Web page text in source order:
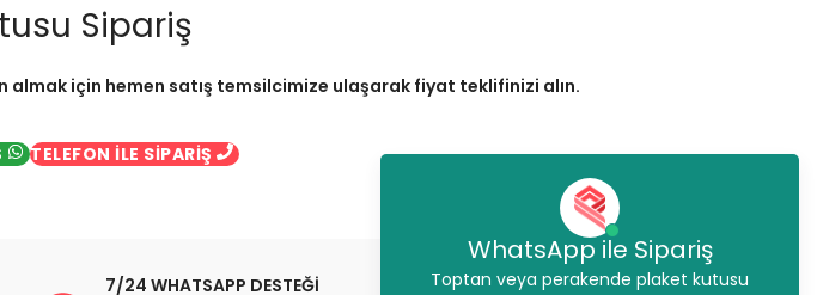
Sipariş
için hemen satış temsilcimize ulaşarak fiyat teklifinizi alın.
TELEFON İLE SİPARİŞ
7/24 WHATSAPP DESTEĞİ STOKTAN GÖNDERİM
WhatsApp ile Sipariş
Toptan veya perakende plaket kutusu